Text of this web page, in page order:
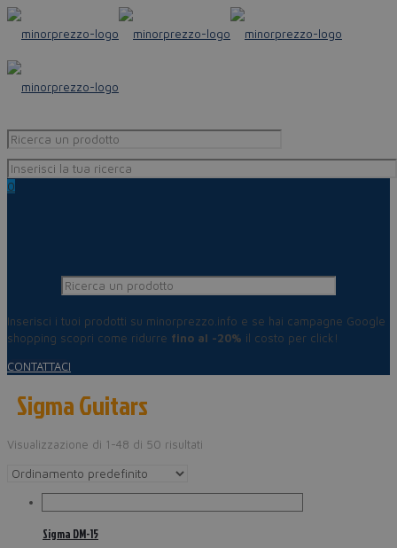
0
Inserisci i tuoi prodotti su minorprezzo.info e se hai campagne Google
shopping scopri come ridurre fino al -20% il costo per click!
CONTATTACI
Sigma Guitars
Visualizzazione di 1-48 di 50 risultati
Sigma DM-15